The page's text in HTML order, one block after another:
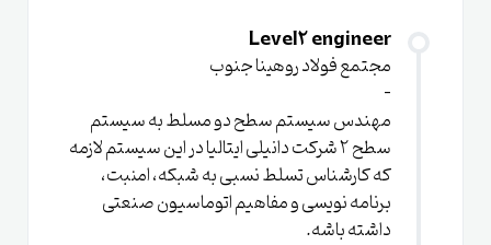
Level2 engineer
مجتمع فولاد روهینا جنوب
-
مهندس سیستم سطح دو مسلط به سیستم
سطح ۲ شرکت دانیلی ایتالیا در این سیستم لازمه
که کارشناس تسلط نسبی به شبکه، امنبت،
برنامه نویسی و مفاهیم اتوماسیون صنعتی
داشته باشه.